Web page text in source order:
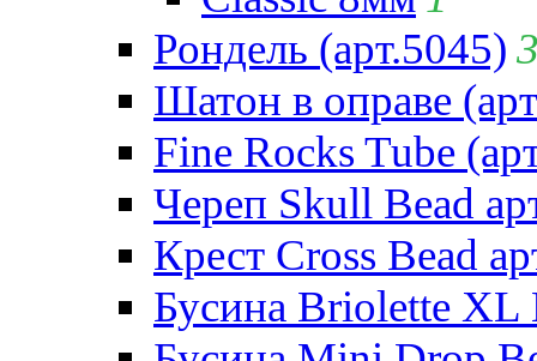
Рондель (арт.5045)
Шатон в оправе
Fine Rocks Tube
Череп Skull Bead
Крест Cross Bead
Бусина Briolette XL